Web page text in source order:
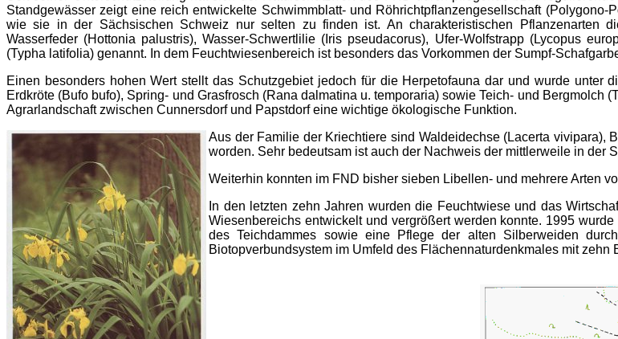
Standgewässer zeigt eine reich entwickelte Schwimmblatt- und Röhrichtpflanzengesellschaft (Polygono-
wie sie in der Sächsischen Schweiz nur selten zu finden ist. An charakteristischen Pflanzenarten
Wasserfeder (Hottonia palustris), Wasser-Schwertlilie (Iris pseudacorus), Ufer-Wolfstrapp (Lycopus
(Typha latifolia) genannt. In dem Feuchtwiesenbereich ist besonders das Vorkommen der Sumpf-
Einen besonders hohen Wert stellt das Schutzgebiet jedoch für die Herpetofauna dar und wurde unter
Erdkröte (Bufo bufo), Spring- und Grasfrosch (Rana dalmatina u. temporaria) sowie Teich- und
Agrarlandschaft zwischen Cunnersdorf und Papstdorf eine wichtige ökologische Funktion.
Aus der Familie der Kriechtiere sind Waldeidechse (Lacerta
worden. Sehr bedeutsam ist auch der Nachweis der mittlerweile in der
Weiterhin konnten im FND bisher sieben Libellen- und mehrere Arten
In den letzten zehn Jahren wurden die Feuchtwiese und das
Wiesenbereichs entwickelt und vergrößert werden konnte. 1995
des Teichdammes sowie eine Pflege der alten Silberweiden
Biotopverbundsystem im Umfeld des Flächennaturdenkmales mit zehn